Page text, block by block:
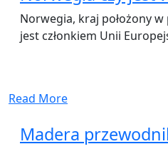
Norwegia, kraj położony
jest członkiem Unii
Read More
Madera